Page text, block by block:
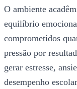
O ambiente
equilíbrio
comprometidos
pressão por
gerar estresse,
desempenho